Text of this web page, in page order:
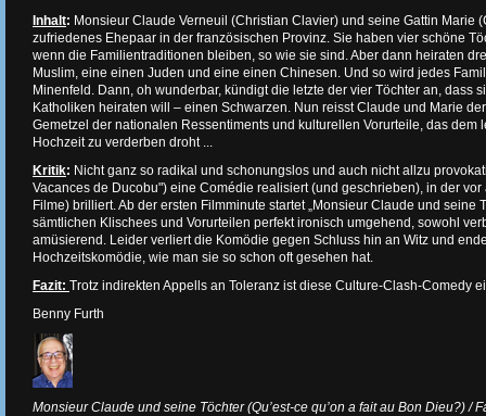
Inhalt: Monsieur Claude Verneuil (Christian Clavier) und seine Gattin Marie
zufriedenes Ehepaar in der französischen Provinz. Sie haben vier schöne
wenn die Familientraditionen bleiben, so wie sie sind. Aber dann heiraten
Muslim, eine einen Juden und eine einen Chinesen. Und so wird jedes
Minenfeld. Dann, oh wunderbar, kündigt die letzte der vier Töchter an, dass
Katholiken heiraten will – einen Schwarzen. Nun reisst Claude und Marie
Gemetzel der nationalen Ressentiments und kulturellen Vorurteile, das dem
Hochzeit zu verderben droht ...
Kritik: Nicht ganz so radikal und schonungslos und auch nicht allzu
Vacances de Ducobu") eine Comédie realisiert (und geschrieben), in der
Filme) brilliert. Ab der ersten Filmminute startet „Monsieur Claude und seine
sämtlichen Klischees und Vorurteilen perfekt ironisch umgehend, sowohl
amüsierend. Leider verliert die Komödie gegen Schluss hin an Witz und
Hochzeitskomödie, wie man sie so schon oft gesehen hat.
Fazit: Trotz indirekten Appells an Toleranz ist diese Culture-Clash-Comedy
Benny Furth
Monsieur Claude und seine Töchter (Qu’est-ce qu’on a fait au Bon Dieu?) /